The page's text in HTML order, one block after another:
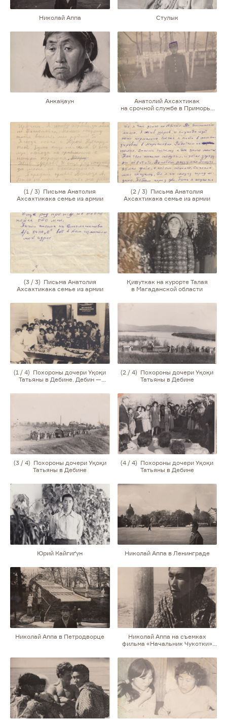
Николай Аппа Стулык
Анкаӊаун
Анатолий Ахсахтикак
на срочной службе в Приморье
в 45 километрах
от Владивостока)
(1 / 3) Письма Анатолия
Ахсахтикака семье из армии
(2 / 3) Письма Анатолия
Ахсахтикака семье из армии
(3 / 3) Письма Анатолия
Ахсахтикака семье из армии
Қивуткак на курорте Талая
в Магаданской области
(1 / 4) Похороны дочери Уқоқи
Татьяны в Дебине. Дебин —
в Магаданской области, где
студенты из Якутии и Чукотки
(2 / 4) Похороны дочери Уқоқи
Татьяны в Дебине
(3 / 4) Похороны дочери Уқоқи
Татьяны в Дебине
(4 / 4) Похороны дочери Уқоқи
Татьяны в Дебине
Юрий Кайгиґун Николай Аппа в Ленинграде
Николай Аппа в Петродворце
Николай Аппа на съемках
фильма «Начальник Чукотки»